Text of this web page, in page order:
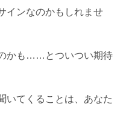
インなのかもしれませ
かも……とついつい期待
いてくることは、あなた